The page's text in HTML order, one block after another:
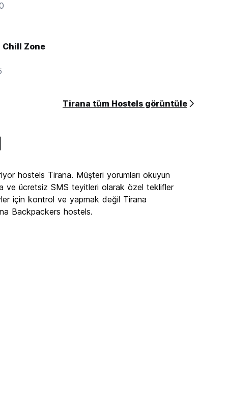
Zone
Tirana tüm Hostels görüntüle
hostels Tirana. Müşteri yorumları okuyun
ve ücretsiz SMS teyitleri olarak özel teklifler
için kontrol ve yapmak değil Tirana
Backpackers hostels.